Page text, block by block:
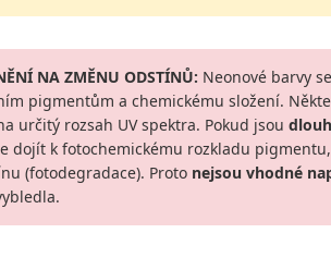
NA ZMĚNU ODSTÍNŮ: Neonové barvy
pigmentům a chemickému složení.
určitý rozsah UV spektra. Pokud jsou
dojít k fotochemickému rozkladu
(fotodegradace). Proto nejsou vhodné